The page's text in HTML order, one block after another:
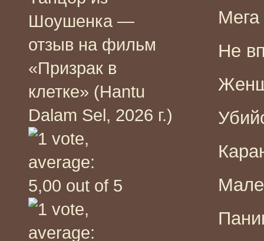
Шоушенка —
отзыв на фильм
«Призрак в
клетке» (Hantu
Dalam Sel, 2026 г.)
Мега
Не